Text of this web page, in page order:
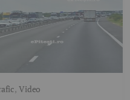
,Video